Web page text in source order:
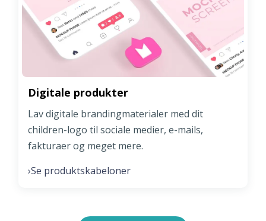
Digitale produkter
Lav digitale brandingmaterialer med dit
children-logo til sociale medier, e-mails,
fakturaer og meget mere.
›Se produktskabeloner